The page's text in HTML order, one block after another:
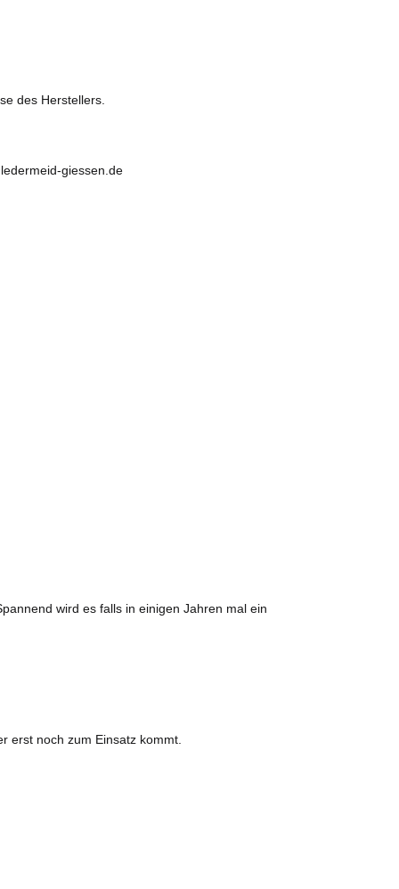
des Herstellers.
giessen.de
wird es falls in einigen Jahren mal ein
erst noch zum Einsatz kommt.